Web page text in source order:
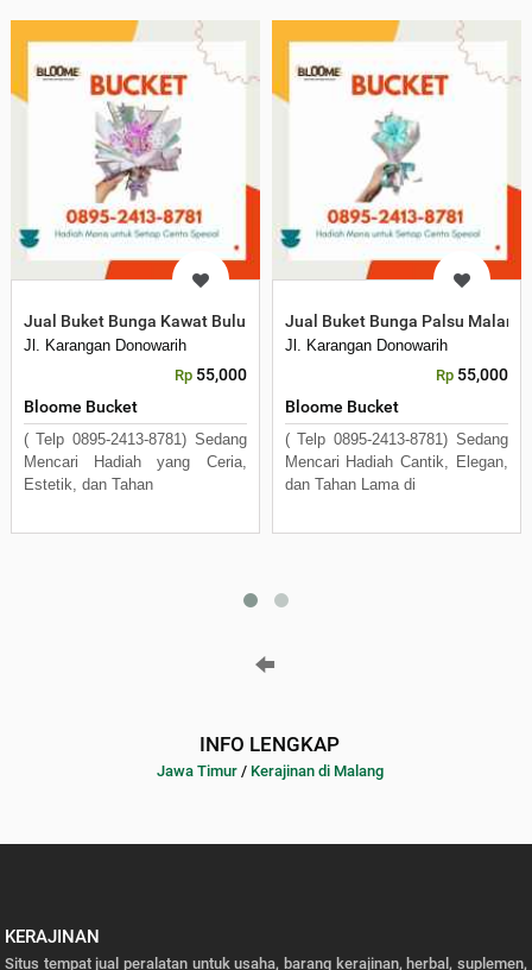
Jual Buket Bunga Kawat Bulu Matahari Malang
Jl. Karangan Donowarih
Rp 55,000
Bloome Bucket
( Telp 0895-2413-8781) Sedang
Mencari Hadiah yang Ceria,
Estetik, dan Tahan
Jual Buket Bunga Palsu Malang
Jl. Karangan Donowarih
Rp 55,000
Bloome Bucket
( Telp 0895-2413-8781) Sedang
Mencari Hadiah Cantik, Elegan,
dan Tahan Lama di
INFO LENGKAP
Jawa Timur/ Kerajinan di Malang
KERAJINAN
Situs tempat jual peralatan untuk usaha, barang kerajinan, herbal, suplemen,